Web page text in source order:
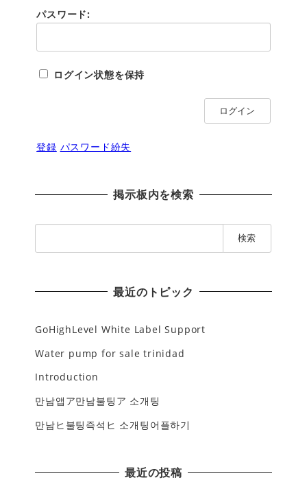
パスワード:
ログイン状態を保持
ログイン
登録 パスワード紛失
掲示板内を検索
索
最近のトピック
GoHighLevel White Label Support
Water pump for sale trinidad
Introduction
만남앱ア만남불팅ア 소개팅
만남ヒ불팅즉석ヒ 소개팅어플하기
最近の投稿